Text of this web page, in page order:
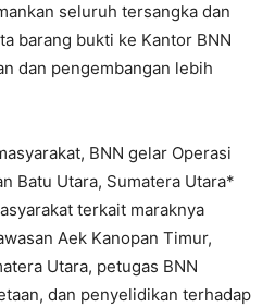
seluruh tersangka dan
barang bukti ke Kantor BNN
dan pengembangan lebih
BNN gelar Operasi
Batu Utara, Sumatera Utara*
terkait maraknya
Aek Kanopan Timur,
Utara, petugas BNN
dan penyelidikan terhadap